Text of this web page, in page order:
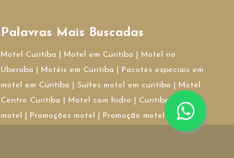
Palavras Mais Buscadas
Motel Curitiba Motel em Curitiba
Motel no
Uberaba
Motéis em Curitiba
Pacotes especiais em
motel em Curitiba
Suítes motel em curitiba
Motel
Centro Curitiba
Motel com hidro
Curitiba
motel
Promoções motel
Promoção motel